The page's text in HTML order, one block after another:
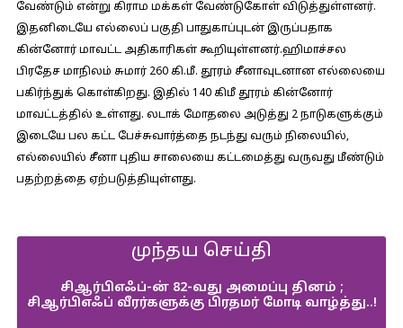
வேண்டும் என்று கிராம மக்கள் வேண்டுகோள் விடுத்துள்ளனர்.
இதனிடையே எல்லைப் பகுதி பாதுகாப்புடன் இருப்பதாக
கின்னோர் மாவட்ட அதிகாரிகள் கூறியுள்ளனர்.ஹிமாச்சல
பிரதேச மாநிலம் சுமார் 260 கி.மீ. தூரம் சீனாவுடனான எல்லையை
பகிர்ந்துக் கொள்கிறது. இதில் 140 கிமீ தூரம் கின்னோர்
மாவட்டத்தில் உள்ளது. லடாக் மோதலை அடுத்து 2 நாடுகளுக்கும்
இடையே பல கட்ட பேச்சுவார்த்தை நடந்து வரும் நிலையில்,
எல்லையில் சீனா புதிய சாலையை கட்டமைத்து வருவது மீண்டும்
பதற்றத்தை ஏற்படுத்தியுள்ளது.
முந்தய செய்தி
சிஆர்பிஎஃப்-ன் 82-வது அமைப்பு தினம் ;
சிஆர்பிஎஃப் வீரர்களுக்கு பிரதமர் மோடி வாழ்த்து..!